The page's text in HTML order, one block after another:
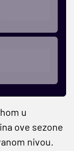
u
ove sezone
nivou.